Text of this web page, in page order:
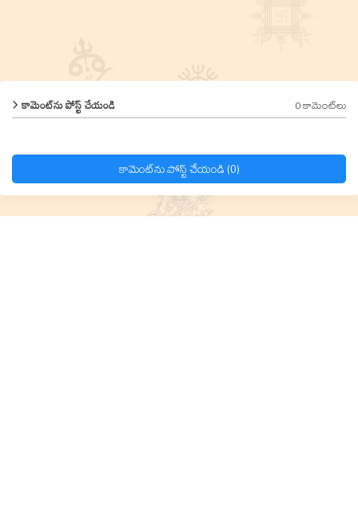
కామెంట్‌ను పోస్ట్ చేయండి 0 కామెంట్‌లు
కామెంట్‌ను పోస్ట్ చేయండి (0)